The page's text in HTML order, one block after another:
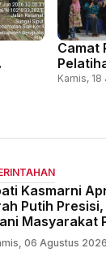
Camat
dan
Kamis, 18
Kasmarni
Putih
Masyarakat
06 Agustus 2026